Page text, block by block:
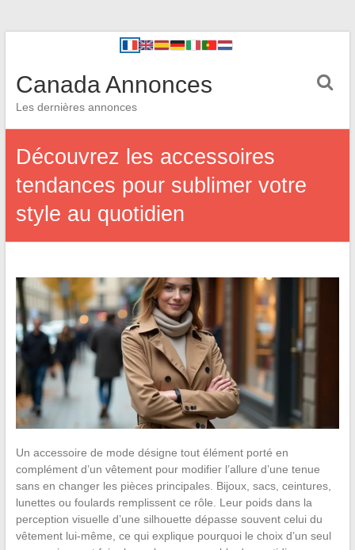
Canada Annonces
Les dernières annonces
Découvrez les accessoires
tendances pour sublimer votre
style au quotidien
Un accessoire de mode désigne tout élément porté en
complément d’un vêtement pour modifier l’allure d’une tenue
sans en changer les pièces principales. Bijoux, sacs, ceintures,
lunettes ou foulards remplissent ce rôle. Leur poids dans la
perception visuelle d’une silhouette dépasse souvent celui du
vêtement lui-même, ce qui explique pourquoi le choix d’un seul